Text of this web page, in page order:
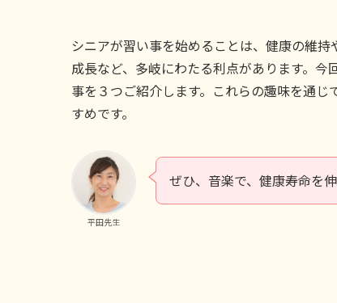
シニアが習い事を始めることは、健康の維
成長など、多岐にわたる利点があります。
事を３つご紹介します。これらの趣味を通
すめです。
平田先生
ぜひ、音楽で、健康寿命を